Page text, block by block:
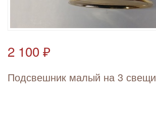
2 100 ₽
Подсвешник малый на 3 свещи